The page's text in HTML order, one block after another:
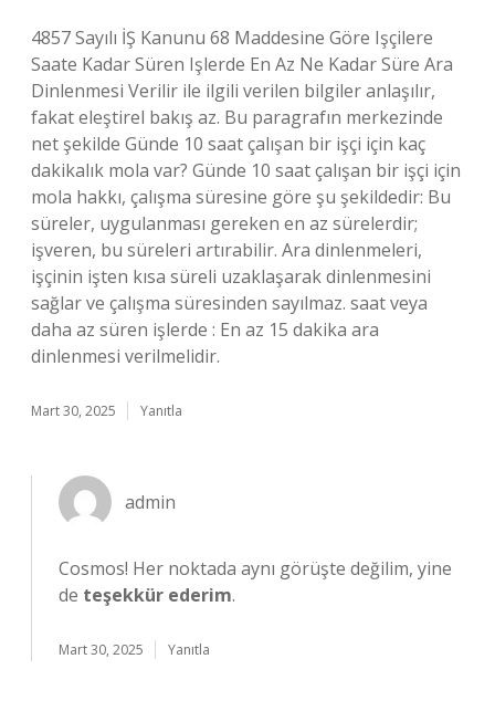
4857 Sayılı İŞ Kanunu 68 Maddesine Göre Işçilere
Saate Kadar Süren Işlerde En Az Ne Kadar Süre Ara
Dinlenmesi Verilir ile ilgili verilen bilgiler anlaşılır,
fakat eleştirel bakış az. Bu paragrafın merkezinde
net şekilde Günde 10 saat çalışan bir işçi için kaç
dakikalık mola var? Günde 10 saat çalışan bir işçi için
mola hakkı, çalışma süresine göre şu şekildedir: Bu
süreler, uygulanması gereken en az sürelerdir;
işveren, bu süreleri artırabilir. Ara dinlenmeleri,
işçinin işten kısa süreli uzaklaşarak dinlenmesini
sağlar ve çalışma süresinden sayılmaz. saat veya
daha az süren işlerde : En az 15 dakika ara
dinlenmesi verilmelidir.
Mart 30, 2025 Yanıtla
admin
Cosmos! Her noktada aynı görüşte değilim, yine
de teşekkür ederim.
Mart 30, 2025 Yanıtla